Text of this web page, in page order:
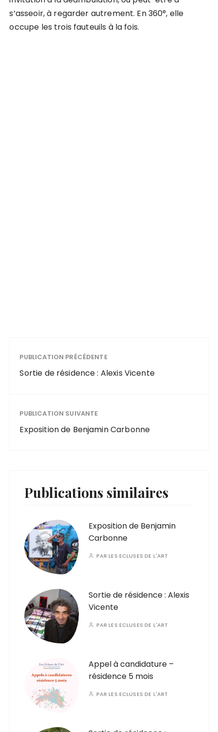
s’asseoir, à regarder autrement. En 360°, elle
occupe les trois fauteuils à la fois.
PUBLICATION PRÉCÉDENTE
Sortie de résidence : Alexis Vicente
PUBLICATION SUIVANTE
Exposition de Benjamin Carbonne
Publications similaires
Exposition de Benjamin
Carbonne
PARLES ECLUSES DE L'ART
Sortie de résidence : Alexis
Vicente
PARLES ECLUSES DE L'ART
Appel à candidature –
résidence 5 mois
PARLES ECLUSES DE L'ART